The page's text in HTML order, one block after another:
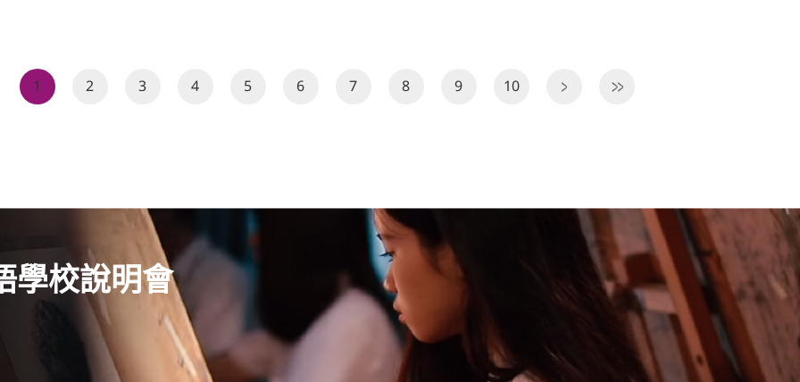
1 2 3 4 5 6 7 8 9 10
學校說明會